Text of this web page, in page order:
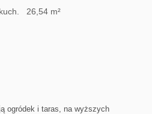
26,54 m²
ogródek i taras, na wyższych